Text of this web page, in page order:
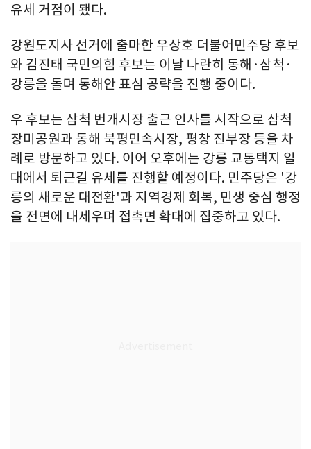
유세 거점이 됐다.
강원도지사 선거에 출마한 우상호 더불어민주당 후보
와 김진태 국민의힘 후보는 이날 나란히 동해·삼척·
강릉을 돌며 동해안 표심 공략을 진행 중이다.
우 후보는 삼척 번개시장 출근 인사를 시작으로 삼척
장미공원과 동해 북평민속시장, 평창 진부장 등을 차
례로 방문하고 있다. 이어 오후에는 강릉 교동택지 일
대에서 퇴근길 유세를 진행할 예정이다. 민주당은 '강
릉의 새로운 대전환'과 지역경제 회복, 민생 중심 행정
을 전면에 내세우며 접촉면 확대에 집중하고 있다.